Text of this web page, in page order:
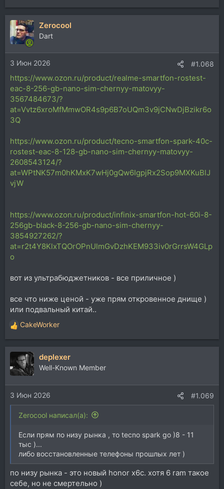
Zerocool
Dart
3 Июн 2026 #1.068
https://www.ozon.ru/product/realme-smartfon-rostest-
eac-8-256-gb-nano-sim-chernyy-matovyy-
3567484673/?
at=Vvtz6xroMfMmwOR4s9p6B7oUQm3v9jCNwDjBzikr6o
3Q
https://www.ozon.ru/product/tecno-smartfon-spark-40c-
rostest-eac-8-128-gb-nano-sim-chernyy-matovyy-
2608543124/?
at=WPtNK57m0hKMxK7wHj0gQw6IgpjRx2Sop9MXKuBlJ
vjW
https://www.ozon.ru/product/infinix-smartfon-hot-60i-8-
256gb-black-8-256-gb-nano-sim-chernyy-
3854927262/?
at=r2t4Y8KlxTQOrOPnUlmGvDzhKEM933iv0rGrrsW4GLp
o
вот из ультрабюджетников - все приличное )
все что ниже ценой - уже прям откровенное днище )
или подвальный китай..
Р
е
а
ц
и
и
:
CakeWorker
deplexer
Well-Known Member
3 Июн 2026 #1.069
Zerocool написал(а):
Если прям по низу рынка , то tecno spark go )8 - 11
тыс )...
либо восстановленные телефоны прошлых лет )
по низу рынка - это новый honor x6c. хотя 6 ram такое
себе, но не смертельно )